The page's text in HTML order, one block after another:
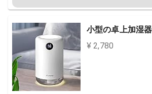
小型の卓上加湿器
¥ 2,780